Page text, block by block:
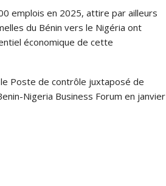
emplois en 2025, attire par ailleurs
du Bénin vers le Nigéria ont
économique de cette
Poste de contrôle juxtaposé de
Nigeria Business Forum en janvier